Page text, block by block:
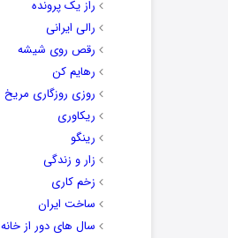
راز یک پرونده
رالی ایرانی
رقص روی شیشه
رهایم کن
روزی روزگاری مریخ
ریکاوری
رینگو
زار و زندگی
زخم کاری
ساخت ایران
سال های دور از خانه